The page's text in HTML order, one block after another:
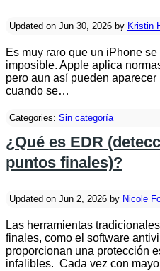
Updated on Jun 30, 2026 by Kristin
Es muy raro que un iPhone
imposible. Apple aplica
pero aun así pueden
cuando se…
Categories: Sin categoría
¿Qué es EDR
puntos finales)?
Updated on Jun 2, 2026 by Nicole
Las herramientas
finales, como el software
proporcionan una protección
infalibles. Cada vez con